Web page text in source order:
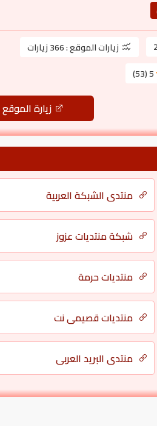
زيارات الموقع :366 زيارات
5
(
53
)
زيارة الموقع
منتدى الشبكة العربية
شبكة منتديات عزوز
منتديات حرمة
منتديات قصيمي نت
منتدى البريد العربي